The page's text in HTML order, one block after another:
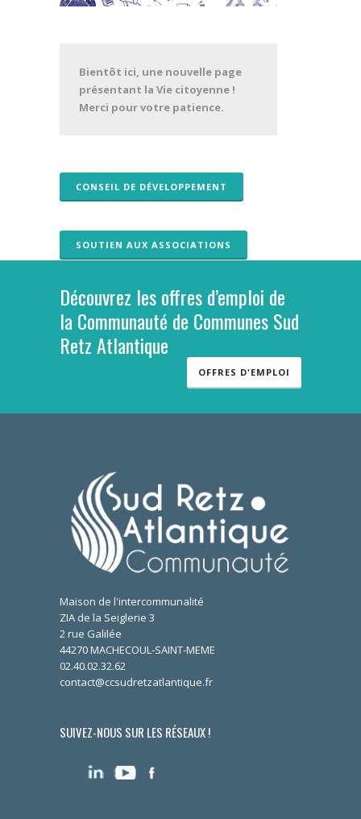
Bientôt ici, une nouvelle page
présentant la Vie citoyenne !
Merci pour votre patience.
CONSEIL DE DÉVELOPPEMENT
SOUTIEN AUX ASSOCIATIONS
Découvrez les offres d’emploi de
la Communauté de Communes Sud
Retz Atlantique
OFFRES D'EMPLOI
Maison de l'intercommunalité
ZIA de la Seiglerie 3
2 rue Galilée
44270 MACHECOUL-SAINT-MEME
02.40.02.32.62
contact@ccsudretzatlantique.fr
SUIVEZ-NOUS SUR LES RÉSEAUX !